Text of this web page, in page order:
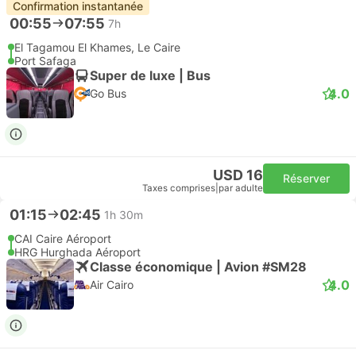
Confirmation instantanée
00:55 07:55 7h
El Tagamou El Khames, Le Caire
Port Safaga
Super de luxe | Bus
Go Bus 4.0
USD 16
Taxes comprises par adulte
Réserver
01:15 02:45 1h 30m
CAI Caire Aéroport
HRG Hurghada Aéroport
Classe économique | Avion #SM28
Air Cairo 4.0